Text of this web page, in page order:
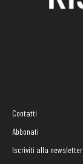
Contatti
Abbonati
Iscriviti alla newsletter